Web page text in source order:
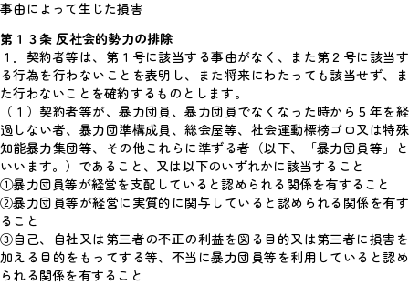
事由によって生じた損害
第１３条 反社会的勢力の排除
１．契約者等は、第１号に該当する事由がなく、また第２号に該当す
る行為を行わないことを表明し、また将来にわたっても該当せず、ま
た行わないことを確約するものとします。
（１）契約者等が、暴力団員、暴力団員でなくなった時から５年を経
過しない者、暴力団準構成員、総会屋等、社会運動標榜ゴロ又は特殊
知能暴力集団等、その他これらに準ずる者（以下、「暴力団員等」と
いいます。）であること、又は以下のいずれかに該当すること
①暴力団員等が経営を支配していると認められる関係を有すること
②暴力団員等が経営に実質的に関与していると認められる関係を有す
ること
③自己、自社又は第三者の不正の利益を図る目的又は第三者に損害を
加える目的をもってする等、不当に暴力団員等を利用していると認め
られる関係を有すること